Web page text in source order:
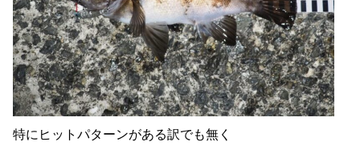
特にヒットパターンがある訳でも無く